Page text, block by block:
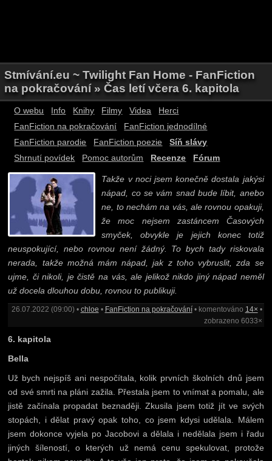
Stmívání.eu ~ Twilight Fan Home - FanFiction
na pokračování » Čas letí včera 6. kapitola
O webu Info Knihy Filmy Videa
Herci
FanFiction na pokračování
FanFiction jednodílné
FanFiction parodie
FanFiction poezie
Síň slávy
Shrnutí povídek
Pomoc autorům Recenze Fórum
Takže v noci jsem konečně dostala jakýsi
nápad, co se vám snad bude líbit, anebo
ne, to nechám na vás, ale rovnou opakuji,
že moc nejsem zastáncem Časových
smyček, obvykle je jejich konec totiž
neuspokující, nebo rovnou není žádný. To bych tady riskovala
nerada, takže možná mám nápad, jak z toho vybruslit, zda se
ujme, či nikoli, je čistě na vás, ale jelikož nikdo jiný nápad neměl
už docela dlouhou dobu, rovnou to publikuji.
26.07.2022 (09:00) • chloe • FanFiction na pokračování• komentováno 14× •
zobrazeno 6033×
6. kapitola
Bella
Už bych nejspíš ani nespočítala, kolik prvních školních dnů jsem
od své smrti na pláni zažila. Přestala jsem to vnímat a pomalu, ale
jistě začínala propadat beznaději. Zkusila jsem totiž jít ve svých
stopách, i dělat pravý opak toho, co jsem kdysi udělala. Málem
jsem dokonce vyjela po Jacobovi a dělala i nedělala jsem i řadu
jiných šíleností, o kterých už nemá cenu spekulovat, protože